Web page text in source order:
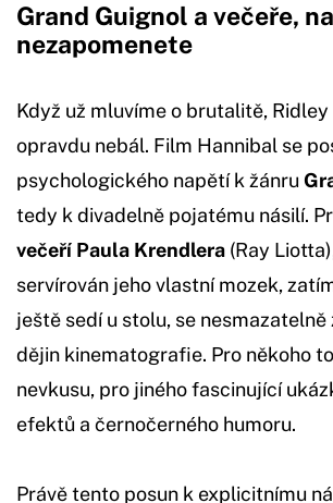
Grand Guignol a večeře,
nezapomenete
Když už mluvíme o brutalitě,
opravdu nebál. Film Hannibal se
psychologického napětí k žánru
tedy k divadelně pojatému násilí.
večeří Paula Krendlera (Ray
servírován jeho vlastní mozek,
ještě sedí u stolu, se nesmazatelně
dějin kinematografie. Pro někoho
nevkusu, pro jiného fascinující
efektů a černočerného humoru.
Právě tento posun k explicitnímu